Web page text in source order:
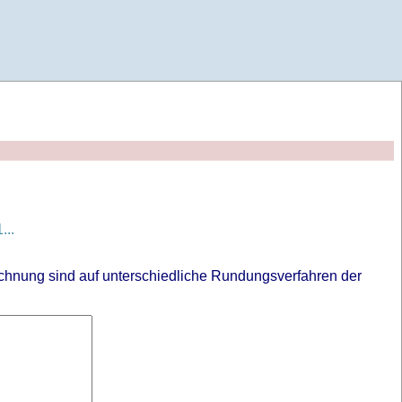
sind auf unterschiedliche Rundungsverfahren der